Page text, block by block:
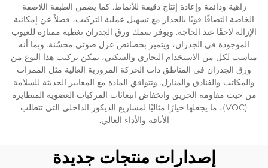
زاهية ودائمة وإعادة إنتاج دقيقة للأنماط. كما يضمن الطبقة اللاصقة
الخاصة التصاقًا قويًا بالجدار مع تسهيل عملية التركيب، فضلاً عن إمكانية
الإزالة لاحقًا عند الحاجة. ويوفر سمك ورق الجدران تغطية ممتازة للعيوب
الموجودة في الجدران، ويتميز بخصائص عزل صوتي محسّنة. وبما أنه
مناسب لكل من الاستخدام التجاري والسكني، يمكن تركيب هذا النوع من
ورق الجدران في المناطق ذات الحركة المرورية العالية مثل الممرات
والمكاتب والفنادق والمنازل. وتتوافق المادة مع المعايير الحديثة للسلامة
من حيث مقاومة الحريق وانخفاض انبعاثات المركبات العضوية المتطايرة
(VOC)، ما يجعلها خيارًا مثاليًا لمشاريع الديكور الداخلي التي تتطلب
الأناقة والأداء العالي.
إصدارات منتجات جديدة